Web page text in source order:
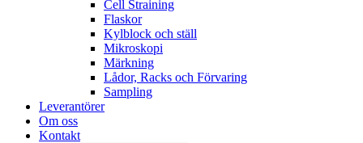
Cell Straining
Flaskor
Kylblock och ställ
Mikroskopi
Märkning
Lådor, Racks och Förvaring
Sampling
Leverantörer
Om oss
Kontakt